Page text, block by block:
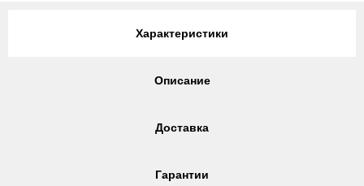
Характеристики
Описание
Доставка
Гарантии